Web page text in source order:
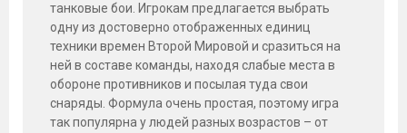
танковые бои. Игрокам предлагается выбрать
одну из достоверно отображенных единиц
техники времен Второй Мировой и сразиться на
ней в составе команды, находя слабые места в
обороне противников и посылая туда свои
снаряды. Формула очень простая, поэтому игра
так популярна у людей разных возрастов – от